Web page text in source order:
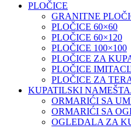
PLOČICE
GRANITNE
PLOČICE 60×60
PLOČICE 60×120
PLOČICE 100×100
PLOČICE ZA
PLOČICE
PLOČICE ZA
KUPATILSKI
ORMARIĆI SA
ORMARIĆI SA
OGLEDALA ZA